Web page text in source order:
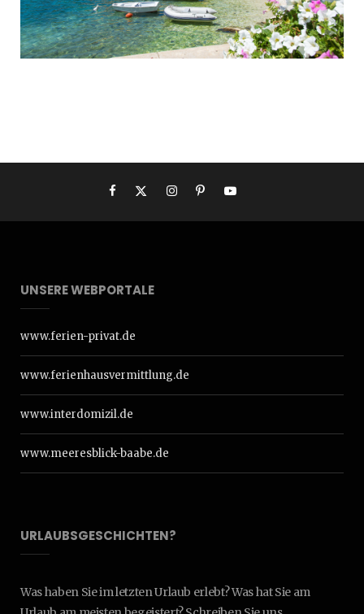
UNSERE WEBPORTALE
www.ferien-privat.de
www.ferienhausvermittlung.de
www.interdomizil.de
www.meeresblick-baabe.de
URLAUBSGESCHICHTEN?
Was haben Sie im letzten Urlaub erlebt? Was hat Sie am